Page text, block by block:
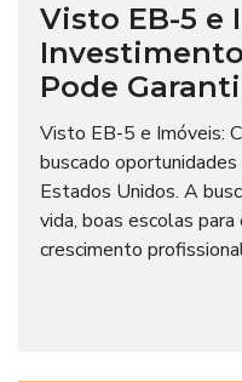
Visto EB-5 e
Pode
Visto EB-5 e Imóveis:
buscado
Estados Unidos. A
vida, boas escolas
crescimento